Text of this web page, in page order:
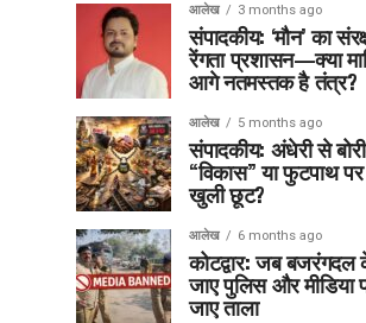
आलेख 3 months ago
संपादकीय: ‘मौन’ का
रेंगता प्रशासन—क्या
आगे नतमस्तक है तंत्र?
आलेख 5 months ago
संपादकीय: अंधेरी से
“विकास” या फुटपाथ
खुली छूट?
आलेख 6 months ago
कोटद्वार: जब
जाए पुलिस और मीडिया
जाए ताला